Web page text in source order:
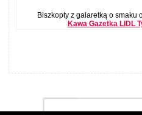
Biszkopty z galaretką o smaku
Kawa Gazetka LIDL